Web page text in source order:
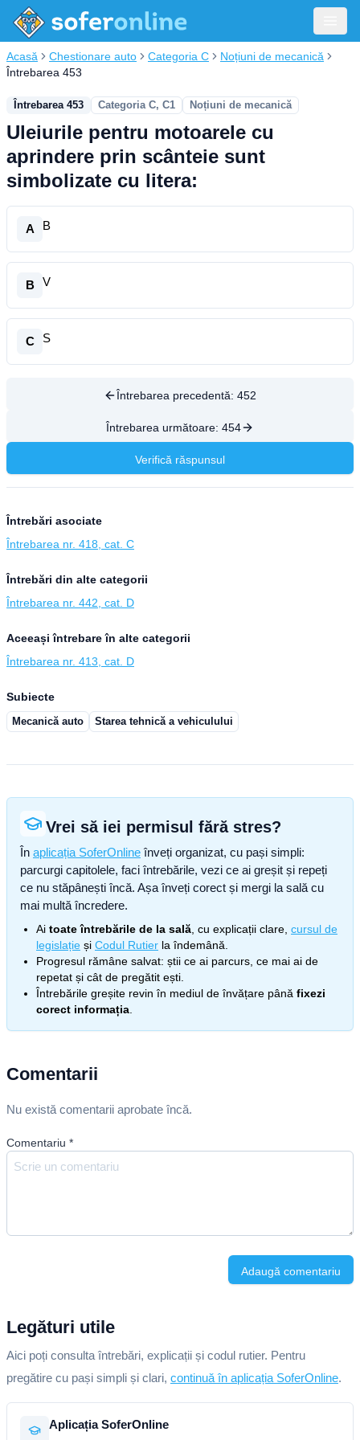
Acasă Chestionare auto Categoria C
Noțiuni de mecanică
Întrebarea 453
Întrebarea 453 Categoria C, C1 Noțiuni de mecanică
Uleiurile pentru motoarele cu
aprindere prin scânteie sunt
simbolizate cu litera:
A B
B V
C S
Întrebarea precedentă: 452
Întrebarea următoare: 454
Verifică răspunsul
Întrebări asociate
Întrebarea nr. 418, cat. C
Întrebări din alte categorii
Întrebarea nr. 442, cat. D
Aceeași întrebare în alte categorii
Întrebarea nr. 413, cat. D
Subiecte
Mecanică auto Starea tehnică a vehiculului
Vrei să iei permisul fără stres?
În aplicația SoferOnline înveți organizat, cu pași simpli:
parcurgi capitolele, faci întrebările, vezi ce ai greșit și repeți
ce nu stăpânești încă. Așa înveți corect și mergi la sală cu
mai multă încredere.
Ai toate întrebările de la sală , cu explicații clare, cursul de
legislație și Codul Rutier la îndemână.
Progresul rămâne salvat: știi ce ai parcurs, ce mai ai de
repetat și cât de pregătit ești.
Întrebările greșite revin în mediul de învățare până fixezi
corect informația
Comentarii
Nu există comentarii aprobate încă.
Comentariu *
Adaugă comentariu
Legături utile
Aici poți consulta întrebări, explicații și codul rutier. Pentru
pregătire cu pași simpli și clari, continuă în aplicația SoferOnline.
Aplicația SoferOnline